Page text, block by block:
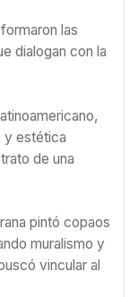
las
dialogan con la
y estética
de una
pintó copaos
muralismo y
vincular al